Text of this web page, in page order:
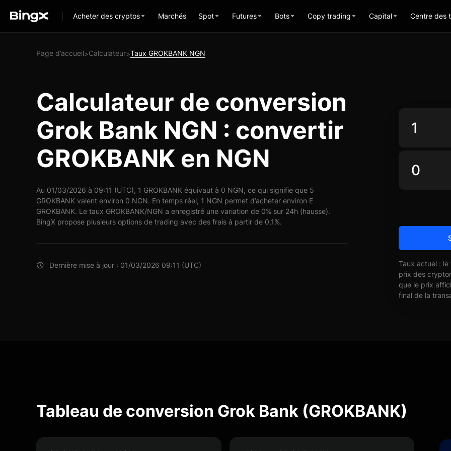
Acheter des cryptos Marchés Spot Futures Bots Copy trading Capital Centre des
Page d’accueil>Calculateur>Taux GROKBANK NGN
Calculateur de conversion
Grok Bank NGN : convertir
GROKBANK en NGN
Au 01/03/2026 à 09:11 (UTC), 1 GROKBANK équivaut à 0 NGN, ce qui signifie que 5
GROKBANK valent environ 0 NGN. En temps réel, 1 NGN permet d’acheter environ E
GROKBANK. Le taux GROKBANK/NGN a enregistré une variation de 0% sur 24h (hausse).
BingX propose plusieurs options de trading avec des frais à partir de 0,1%.
Dernière mise à jour : 01/03/2026 09:11 (UTC)
Taux actuel :
prix des
que le prix
final de la
Tableau de conversion Grok Bank (GROKBANK)